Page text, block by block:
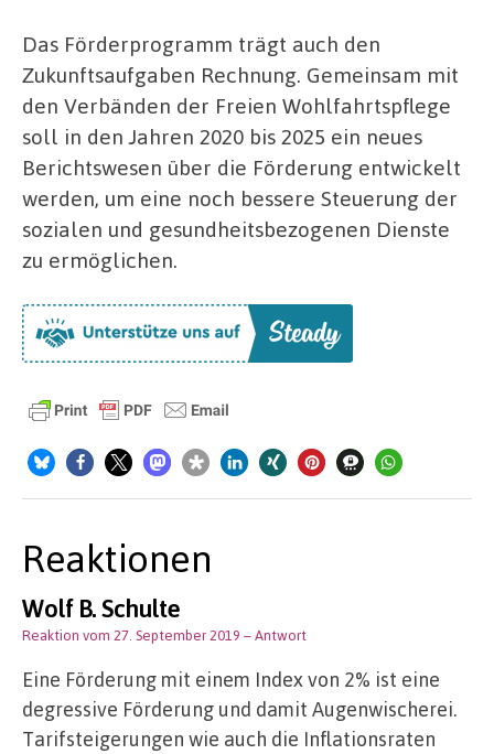
Das Förderprogramm trägt auch den
Zukunftsaufgaben Rechnung. Gemeinsam mit
den Verbänden der Freien Wohlfahrtspflege
soll in den Jahren 2020 bis 2025 ein neues
Berichtswesen über die Förderung entwickelt
werden, um eine noch bessere Steuerung der
sozialen und gesundheitsbezogenen Dienste
zu ermöglichen.
Reaktionen
Wolf B. Schulte
Reaktion vom 27. September 2019 – Antwort
Eine Förderung mit einem Index von 2% ist eine
degressive Förderung und damit Augenwischerei.
Tarifsteigerungen wie auch die Inflationsraten